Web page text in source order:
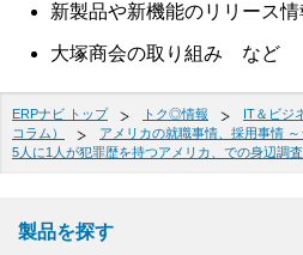
新製品や新機能のリリース情
大塚商会の取り組み など
ERPナビ トップ トク◎情報 IT＆ビジ
コラム）
アメリカの就職事情、採用事情
5人に1人が犯罪歴を持つアメリカ、での身辺調
製品を探す